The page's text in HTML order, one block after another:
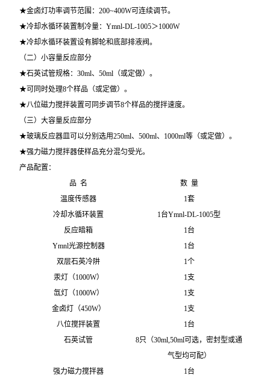
★金卤灯功率调节范围：200~400W可连续调节。
★冷却水循环装置制冷量：Ymnl-DL-1005＞1000W
★冷却水循环装置设有脚轮和底部排液阀。
（二）小容量反应部分
★石英试管规格：30ml、50ml（或定做）。
★可同时处理8个样品（或定做）。
★八位磁力搅拌装置可同步调节8个样品的搅拌速度。
（三）大容量反应部分
★玻璃反应器皿可以分别选用250ml、500ml、1000ml等（或定做）。
★强力磁力搅拌器使样品充分混匀受光。
产品配置：
品 名
数 量
温度传感器
1套
冷却水循环装置
1台Ymnl-DL-1005型
反应暗箱
1台
Ymnl光源控制器 1台
双层石英冷阱
1个
汞灯（1000W）
1支
氙灯（1000W）
1支
金卤灯（450W）
1支
八位搅拌装置
1台
石英试管
8只（30ml,50ml可选，密封型或通
气型均可配）
强力磁力搅拌器
1台